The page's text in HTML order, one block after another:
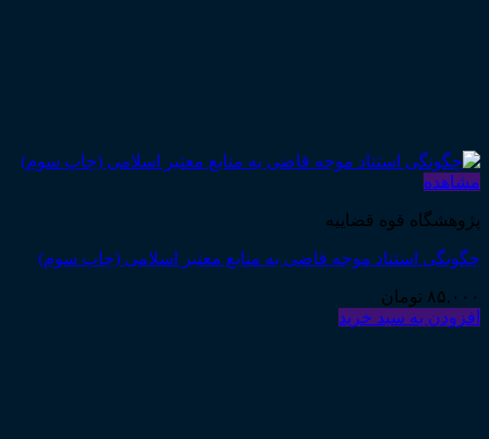
مشاهده
پژوهشگاه قوه قضاییه
چگونگی استناد موجه قاضی به منابع معتبر اسلامی (چاپ سوم)
۸۵,۰۰۰ تومان
افزودن به سبد خرید